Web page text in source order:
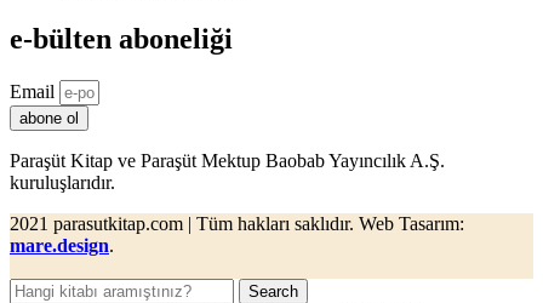
e-bülten aboneliği
Email
abone ol
Paraşüt Kitap ve Paraşüt Mektup Baobab Yayıncılık A.Ş.
kuruluşlarıdır.
2021 parasutkitap.com | Tüm hakları saklıdır. Web Tasarım:
mare.design.
Search